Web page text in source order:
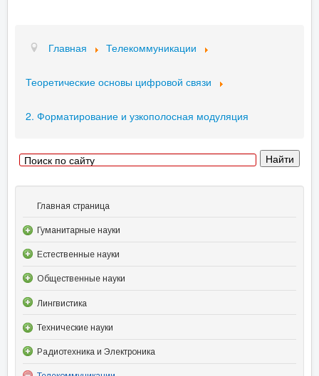
Главная Телекоммуникации
Теоретические основы цифровой связи
2. Форматирование и узкополосная модуляция
Главная страница
Гуманитарные науки
Естественные науки
Общественные науки
Лингвистика
Технические науки
Радиотехника и Электроника